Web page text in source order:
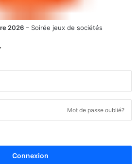
2026 – Soirée jeux de sociétés
Mot de passe oublié?
Connexion